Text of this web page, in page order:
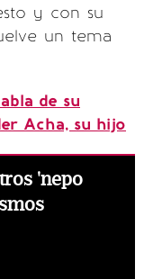
y con su
un tema
de su
Acha, su hijo
'nepo